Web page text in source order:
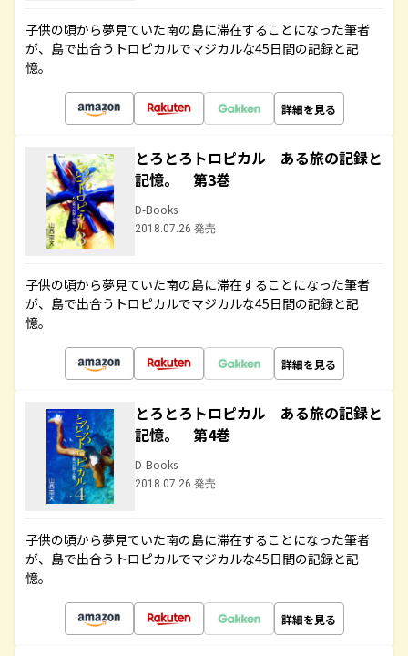
子供の頃から夢見ていた南の島に滞在することになった筆者
が、島で出合うトロピカルでマジカルな45日間の記録と記
憶。
詳細を見る
とろとろトロピカル ある旅の記録と
記憶。 第3巻
D-Books
2018.07.26 発売
子供の頃から夢見ていた南の島に滞在することになった筆者
が、島で出合うトロピカルでマジカルな45日間の記録と記
憶。
詳細を見る
とろとろトロピカル ある旅の記録と
記憶。 第4巻
D-Books
2018.07.26 発売
子供の頃から夢見ていた南の島に滞在することになった筆者
が、島で出合うトロピカルでマジカルな45日間の記録と記
憶。
詳細を見る